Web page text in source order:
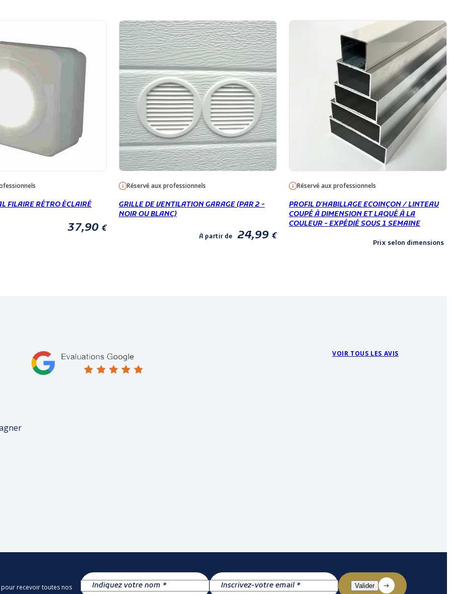
FILAIRE RÉTRO ÉCLAIRÉ
37,90 €
Réservé aux professionnels
GRILLE DE VENTILATION GARAGE (PAR 2 -
NOIR OU BLANC)
À partir de 24,99 €
Réservé aux professionnels
PROFIL D'HABILLAGE ECOINÇON / LINTEAU
COUPÉ À DIMENSION ET LAQUÉ À LA
COULEUR - EXPÉDIÉ SOUS 1 SEMAINE
Prix selon dimensions
VOIR TOUS LES AVIS
recevoir toutes nos